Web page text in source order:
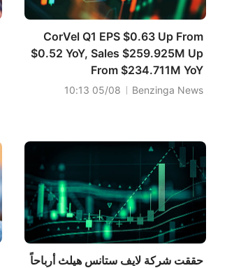
CorVel Q1 EPS $0.63 Up From
$0.52 YoY, Sales $259.925M Up
From $234.711M YoY
Benzinga News
05/08 10:13
حققت شركة لايف ستانس هيلث أرباحاً